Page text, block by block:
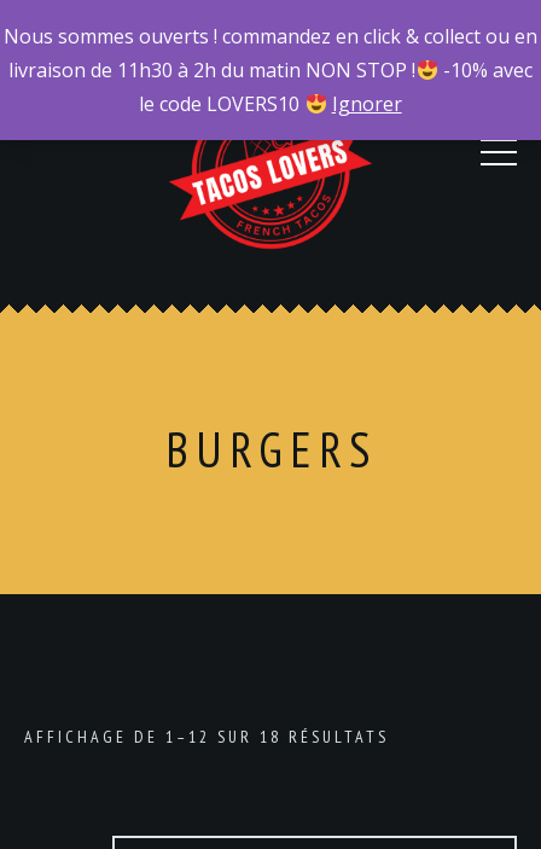
BURGERS
AFFICHAGE DE 1–12 SUR 18 RÉSULTATS
Nous sommes ouverts ! commandez en click & collect ou en
livraison de 11h30 à 2h du matin NON STOP !
-10% avec
le code LOVERS10
Ignorer